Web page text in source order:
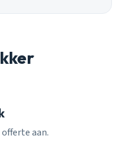
aan.